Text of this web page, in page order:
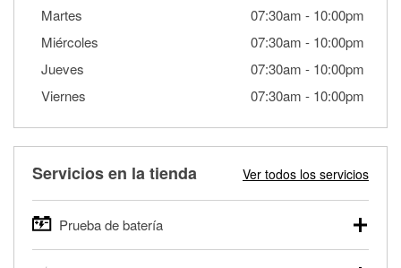
Martes
07:30am - 10:00pm
Miércoles
07:30am - 10:00pm
Jueves
07:30am - 10:00pm
Viernes
07:30am - 10:00pm
Servicios en la tienda Ver todos los servicios
Prueba de batería